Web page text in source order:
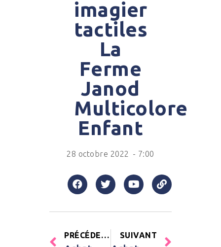
imagier
tactiles
La
Ferme
Janod
Multicolore
Enfant
28 octobre 2022 - 7:00
PRÉCÉDENT SUIVANT